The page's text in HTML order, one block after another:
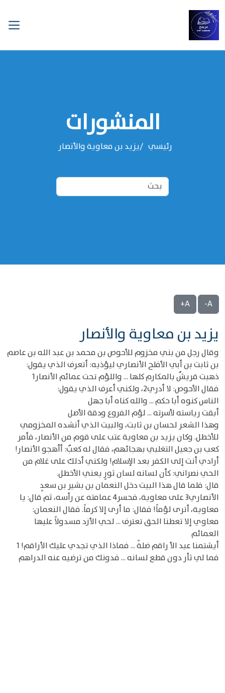
المنشورات
رئيسي يزيد بن معاوية والأنصار
A-
A+
يزيد بن معاوية والأنصار
وقال رجل من بني مخزوم للأحوص بن محمد بن عبد الله بن عاصم
بن ثابت بن أبي الأفلح الأنصاري ليؤذيه: أتعرف الذي يقول:
ذهبت قريشٌ بالمكارم كلها ... واللؤم تحت عمائم الأنصار1
فقال الأحوص: لا أدري2، ولكني أعرف الذي يقول:
الناس كنوه أبا حكم ... والله كناه أبا جهل
أبقت رياسته لأسرته ... لؤم الفروع ودقة الأصل
وهذا الشعر لحسان بن ثابت، والبيت الذي أنشده المخزومي
للأخطل. وكان يزيد بن معاوية عتب على قوم من الأنصار، فأمر
كعب بن جعيل التغلبي بهجائهم، فقال له كعبٌ: أأهجو الأنصار!
أرادي أنت إلى الكفر بعد الإسلام! ولكني أدلك على غلام من
الحي نصراني: كأن لسانه لسان ثورٍ يعني الأخطل.
قال: فلما قال هذا البيت دخل النعمان بن بشير بن سعدٍ
الأنصاري3 على معاوية، فحسر4 عمامته عن رأسه، ثم قال: يا
معاوية، أترى لؤماً! فقال: ما أرى إلا كرماً. فقال النعمان:
معاوي إلا تعطنا الحق تعترف ... لحي الأزد مسدولاً عليها
العمائم
أيشتمنا عبد الأ راقم ضلةً ... فماذا الذي تجدي عليك الأراقم! 1
فما لي ثأر دون قطع لسانه ... فدونك من ترضيه عنه الدراهم